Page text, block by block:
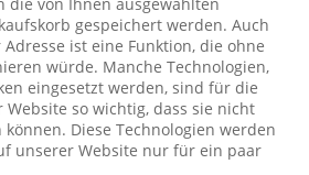
gespeichert werden. Auch
ist eine Funktion, die ohne
würde. Manche Technologien,
eingesetzt werden, sind für die
so wichtig, dass sie nicht
Diese Technologien werden
unserer Website nur für ein paar